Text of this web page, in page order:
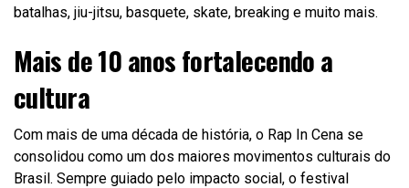
batalhas, jiu-jitsu, basquete, skate, breaking e muito mais.
Mais de 10 anos fortalecendo a
cultura
Com mais de uma década de história, o Rap In Cena se
consolidou como um dos maiores movimentos culturais do
Brasil. Sempre guiado pelo impacto social, o festival